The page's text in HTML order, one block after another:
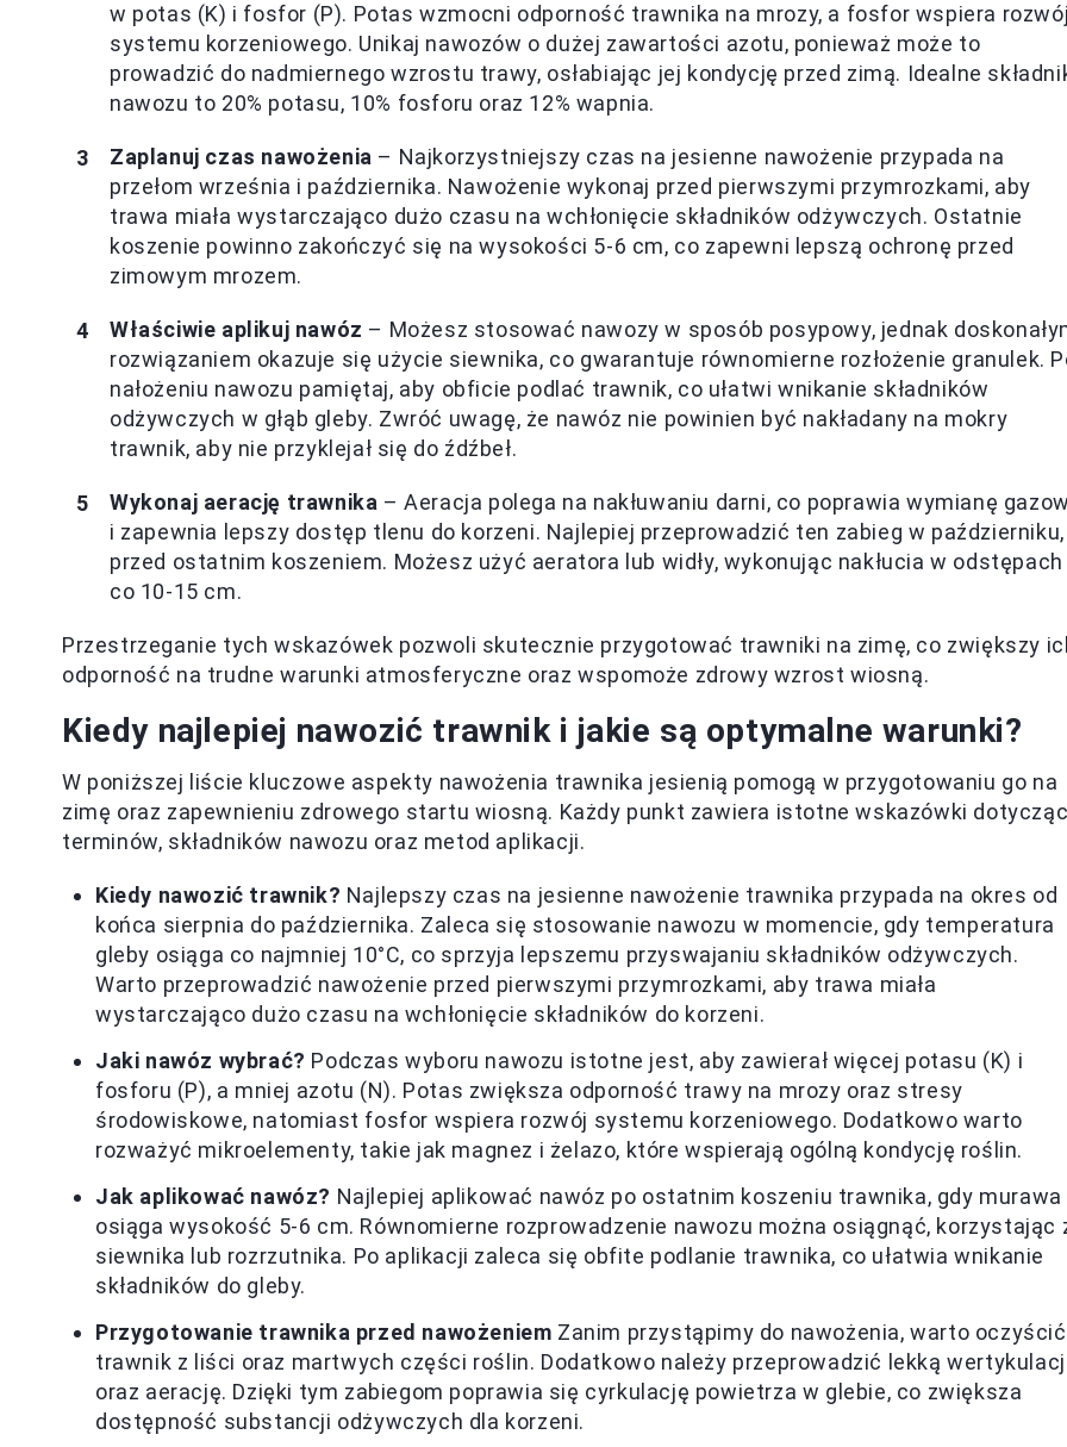
w potas (K) i fosfor (P). Potas wzmocni odporność trawnika na mrozy, a fosfor wspiera
systemu korzeniowego. Unikaj nawozów o dużej zawartości azotu, ponieważ może to
prowadzić do nadmiernego wzrostu trawy, osłabiając jej kondycję przed zimą. Idealne
nawozu to 20% potasu, 10% fosforu oraz 12% wapnia.
Zaplanuj czas nawożenia – Najkorzystniejszy czas na jesienne nawożenie przypada na
przełom września i października. Nawożenie wykonaj przed pierwszymi przymrozkami, aby
trawa miała wystarczająco dużo czasu na wchłonięcie składników odżywczych. Ostatnie
koszenie powinno zakończyć się na wysokości 5-6 cm, co zapewni lepszą ochronę przed
zimowym mrozem.
Właściwie aplikuj nawóz – Możesz stosować nawozy w sposób posypowy, jednak
rozwiązaniem okazuje się użycie siewnika, co gwarantuje równomierne rozłożenie granulek.
nałożeniu nawozu pamiętaj, aby obficie podlać trawnik, co ułatwi wnikanie składników
odżywczych w głąb gleby. Zwróć uwagę, że nawóz nie powinien być nakładany na mokry
trawnik, aby nie przyklejał się do źdźbeł.
Wykonaj aerację trawnika – Aeracja polega na nakłuwaniu darni, co poprawia wymianę
i zapewnia lepszy dostęp tlenu do korzeni. Najlepiej przeprowadzić ten zabieg w październiku,
przed ostatnim koszeniem. Możesz użyć aeratora lub widły, wykonując nakłucia w odstępach
co 10-15 cm.
Przestrzeganie tych wskazówek pozwoli skutecznie przygotować trawniki na zimę, co zwiększy
odporność na trudne warunki atmosferyczne oraz wspomoże zdrowy wzrost wiosną.
Kiedy najlepiej nawozić trawnik i jakie są optymalne warunki?
W poniższej liście kluczowe aspekty nawożenia trawnika jesienią pomogą w przygotowaniu go na
zimę oraz zapewnieniu zdrowego startu wiosną. Każdy punkt zawiera istotne wskazówki
terminów, składników nawozu oraz metod aplikacji.
Kiedy nawozić trawnik? Najlepszy czas na jesienne nawożenie trawnika przypada na okres od
końca sierpnia do października. Zaleca się stosowanie nawozu w momencie, gdy temperatura
gleby osiąga co najmniej 10°C, co sprzyja lepszemu przyswajaniu składników odżywczych.
Warto przeprowadzić nawożenie przed pierwszymi przymrozkami, aby trawa miała
wystarczająco dużo czasu na wchłonięcie składników do korzeni.
Jaki nawóz wybrać? Podczas wyboru nawozu istotne jest, aby zawierał więcej potasu (K) i
fosforu (P), a mniej azotu (N). Potas zwiększa odporność trawy na mrozy oraz stresy
środowiskowe, natomiast fosfor wspiera rozwój systemu korzeniowego. Dodatkowo warto
rozważyć mikroelementy, takie jak magnez i żelazo, które wspierają ogólną kondycję roślin.
Jak aplikować nawóz? Najlepiej aplikować nawóz po ostatnim koszeniu trawnika, gdy murawa
osiąga wysokość 5-6 cm. Równomierne rozprowadzenie nawozu można osiągnąć, korzystając
siewnika lub rozrzutnika. Po aplikacji zaleca się obfite podlanie trawnika, co ułatwia wnikanie
składników do gleby.
Przygotowanie trawnika przed nawożeniem Zanim przystąpimy do nawożenia, warto oczyścić
trawnik z liści oraz martwych części roślin. Dodatkowo należy przeprowadzić lekką
oraz aerację. Dzięki tym zabiegom poprawia się cyrkulację powietrza w glebie, co zwiększa
dostępność substancji odżywczych dla korzeni.